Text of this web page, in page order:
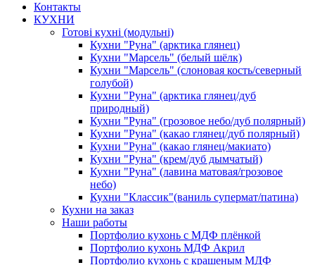
Контакты
КУХНИ
Готові кухні (модульні)
Кухни "Руна" (арктика глянец)
Кухни "Марсель" (белый шёлк)
Кухни "Марсель" (слоновая кость/северный
голубой)
Кухни "Руна" (арктика глянец/дуб
природный)
Кухни "Руна" (грозовое небо/дуб полярный)
Кухни "Руна" (какао глянец/дуб полярный)
Кухни "Руна" (какао глянец/макиато)
Кухни "Руна" (крем/дуб дымчатый)
Кухни "Руна" (лавина матовая/грозовое
небо)
Кухни "Классик"(ваниль супермат/патина)
Кухни на заказ
Наши работы
Портфолио кухонь с МДФ плёнкой
Портфолио кухонь МДФ Акрил
Портфолио кухонь с крашеным МДФ